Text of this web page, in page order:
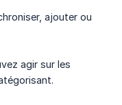
ajouter ou
agir sur les